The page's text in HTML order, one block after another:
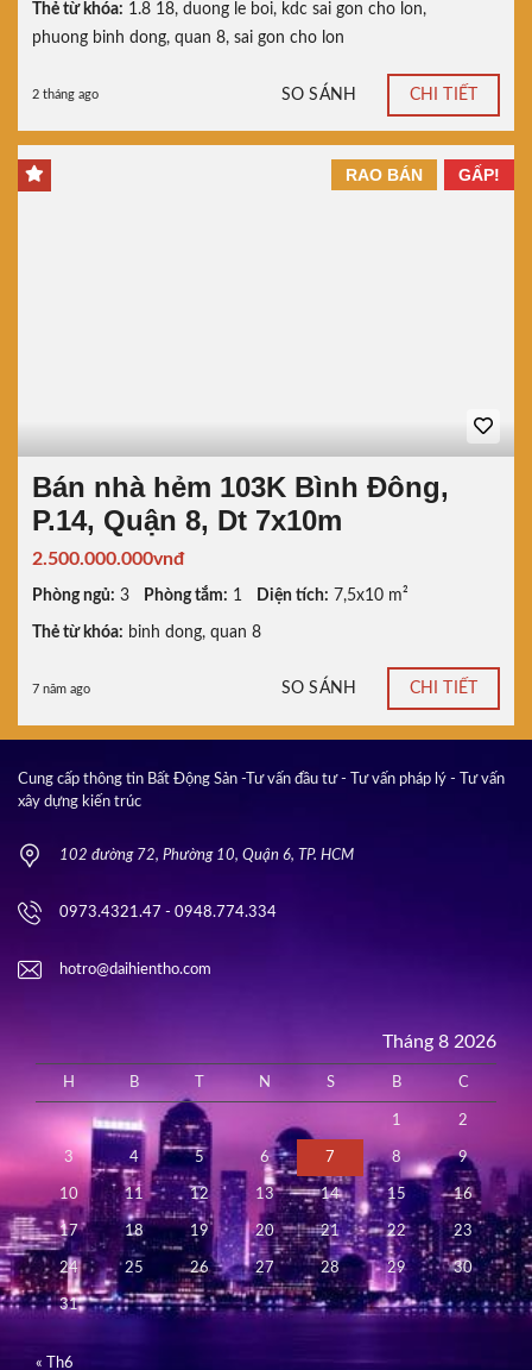
Thẻ từ khóa: 1.8 18, duong le boi, kdc sai gon cho lon,
phuong binh dong, quan 8, sai gon cho lon
2 tháng ago SO SÁNH CHI TIẾT
GẤP!
RAO BÁN
Bán nhà hẻm 103K Bình Đông,
P.14, Quận 8, Dt 7x10m
2.500.000.000vnđ
Phòng ngủ: 3 Phòng tắm: 1 Diện tích: 7,5x10 m²
Thẻ từ khóa: binh dong, quan 8
7 năm ago SO SÁNH CHI TIẾT
Cung cấp thông tin Bất Động Sản -Tư vấn đầu tư - Tư vấn pháp lý - Tư vấn
xây dựng kiến trúc
102 đường 72, Phường 10, Quận 6, TP. HCM
0973.4321.47 - 0948.774.334
hotro@daihientho.com
Tháng 8 2026
H B N S B C
1 2
3 4 5 6 7 8 9
10 11 12 13 14 15 16
17 18 19 20 21 22 23
24 25 26 27 28 29 30
31
« Th6